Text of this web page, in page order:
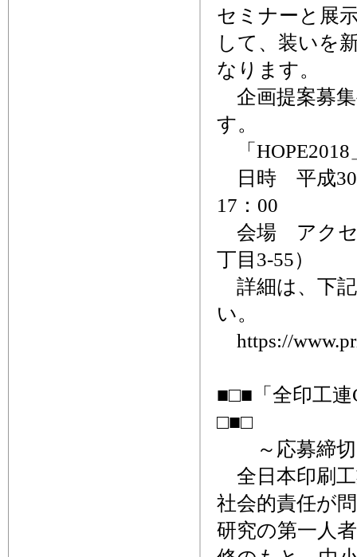
セミナーと展
して、装いを
なります。
企画提案募
す。
「HOPE2018
日時 平成30
17：00
会場 アクセ
丁目3-55）
詳細は、下
い。
https://
■□■「全印工
□■□
～応募締切
全日本印刷
社会的責任が
研究の第一人